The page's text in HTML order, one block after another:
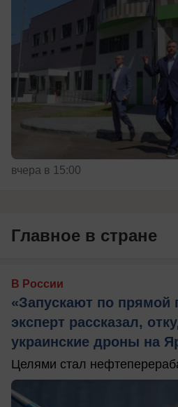
вчера в 15:00
Главное в стране
В России
«Запускают по прямой
эксперт рассказал,
украинские дроны на
Целями стал